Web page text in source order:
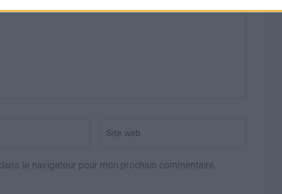
web
le navigateur pour mon prochain commentaire.